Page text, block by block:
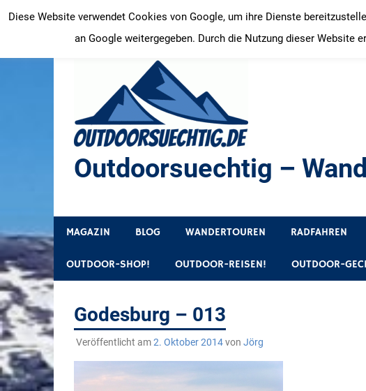
Inhalt
springen
Outdoorsuechtig –
MAGAZIN BLOG WANDERTOUREN RADFAHREN
OUTDOOR-SHOP! OUTDOOR-REISEN! OUTDOOR-
Godesburg – 013
Veröffentlicht am2. Oktober 2014von Jörg
Diese Website verwendet Cookies von Google, um ihre Dienste
an Google weitergegeben. Durch die Nutzung dieser Website